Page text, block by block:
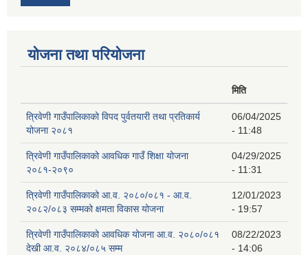
योजना तथा परियोजना
मिति
त्रिवेणी गाउँपालिकाको विपद पुर्वतयारी तथा प्रतिकार्य
योजना २०८१
06/04/2025
- 11:48
त्रिवेणी गाउँपालिकाको आवधिक गाउँ शिक्षा योजना
२०८१-२०९०
04/29/2025
- 11:31
त्रिवेणी गाउँपालिकाको आ.व. २०८०/०८१ - आ.व.
२०८२/०८३ सम्मको क्षमता विकास योजना
12/01/2023
- 19:57
त्रिवेणी गाउँपालिकाको आवधिक योजना आ.व. २०८०/०८१
देखी आ.व. २०८४/०८५ सम्म
08/22/2023
- 14:06